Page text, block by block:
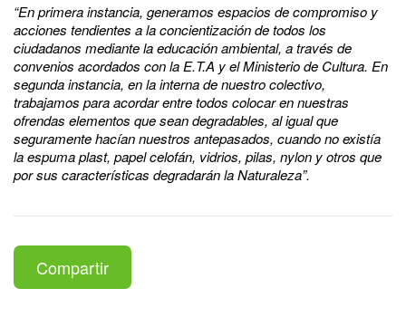
“En primera instancia, generamos espacios de compromiso y
acciones tendientes a la concientización de todos los
ciudadanos mediante la educación ambiental, a través de
convenios acordados con la E.T.A y el Ministerio de Cultura. En
segunda instancia, en la interna de nuestro colectivo,
trabajamos para acordar entre todos colocar en nuestras
ofrendas elementos que sean degradables, al igual que
seguramente hacían nuestros antepasados, cuando no existía
la espuma plast, papel celofán, vidrios, pilas, nylon y otros que
por sus características degradarán la Naturaleza”.
Compartir